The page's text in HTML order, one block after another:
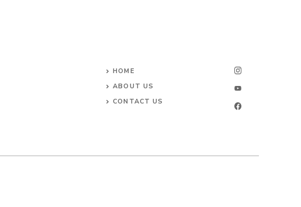
HOME
ABOUT US
CONTACT US